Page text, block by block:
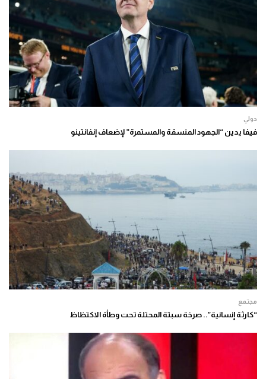
دولي
فيفا يدين “الجهود المنسقة والمستمرة” لإضعاف إنفانتينو
مجتمع
“كارثة إنسانية”.. صرخة سبتة المحتلة تحت وطأة الاكتظاظ